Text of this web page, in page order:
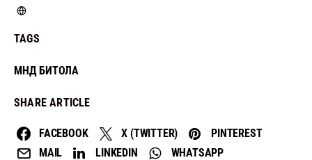
TAGS
МНД БИТОЛА
SHARE ARTICLE
FACEBOOK X (TWITTER)
PINTEREST
MAIL
LINKEDIN
WHATSAPP